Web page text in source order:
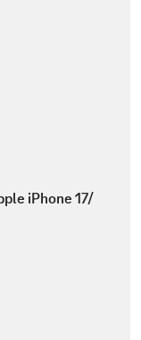
iPhone 17/